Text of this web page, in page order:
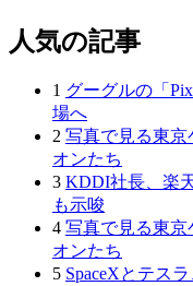
人気の記事
1 グーグルの「
場へ
2 写真で見る東京
オンたち
3 KDDI社長、楽
も示唆
4 写真で見る東京
オンたち
5 SpaceXとテス